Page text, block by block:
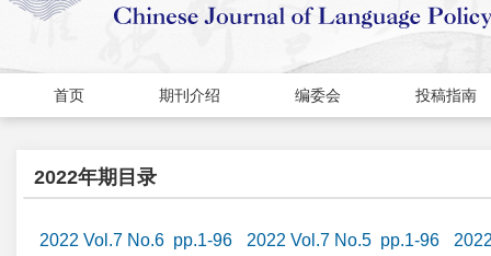
首页 期刊介绍 编委会 投稿指南
2022年期目录
2022 Vol.7 No.6 pp.1-96 2022 Vol.7 No.5 pp.1-96